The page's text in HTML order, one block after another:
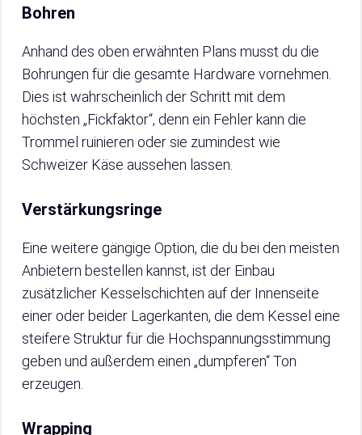
Bohren
Anhand des oben erwähnten Plans musst du die
Bohrungen für die gesamte Hardware vornehmen.
Dies ist wahrscheinlich der Schritt mit dem
höchsten „Fickfaktor“, denn ein Fehler kann die
Trommel ruinieren oder sie zumindest wie
Schweizer Käse aussehen lassen.
Verstärkungsringe
Eine weitere gängige Option, die du bei den meisten
Anbietern bestellen kannst, ist der Einbau
zusätzlicher Kesselschichten auf der Innenseite
einer oder beider Lagerkanten, die dem Kessel eine
steifere Struktur für die Hochspannungsstimmung
geben und außerdem einen „dumpferen“ Ton
erzeugen.
Wrapping